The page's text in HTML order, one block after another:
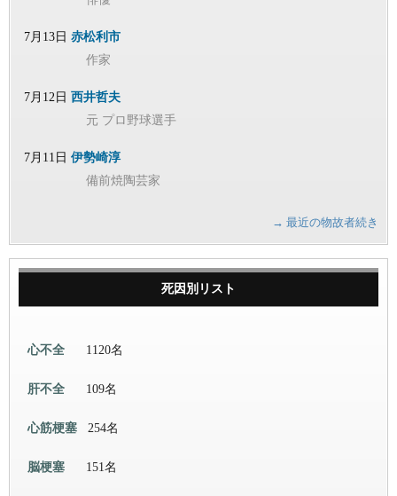
7月13日 赤松利市
作家
7月12日 西井哲夫
元 プロ野球選手
7月11日 伊勢崎淳
備前焼陶芸家
→ 最近の物故者続き
死因別リスト
心不全 1120名
肝不全 109名
心筋梗塞 254名
脳梗塞 151名